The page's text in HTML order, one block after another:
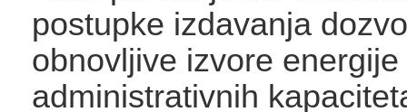
postupke izdavanja
obnovljive izvore
administrativnih